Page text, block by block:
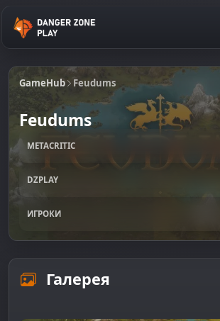
GameHub Feudums
Feudums
METACRITIC
DZPLAY
ИГРОКИ
Галерея